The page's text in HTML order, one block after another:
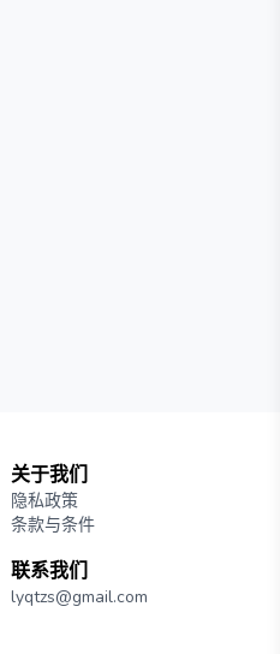
关于我们
隐私政策
条款与条件
联系我们
lyqtzs@gmail.com